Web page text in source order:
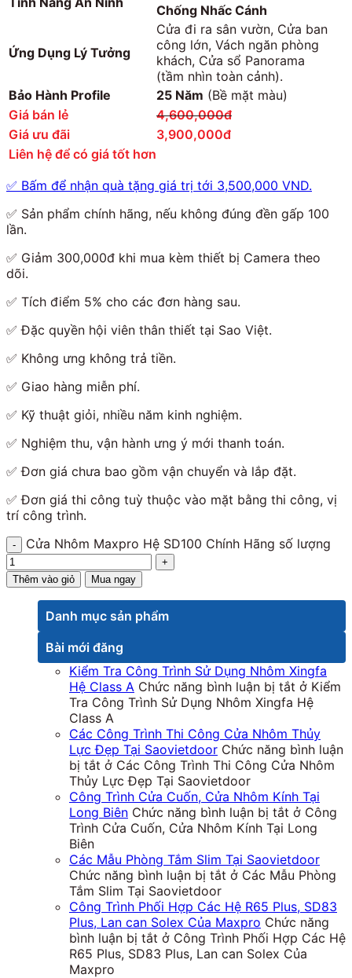
Chống Nhấc Cánh
Ứng Dụng Lý Tưởng
Cửa đi ra sân vườn, Cửa ban
công lớn, Vách ngăn phòng
khách, Cửa sổ Panorama
(tầm nhìn toàn cảnh).
Bảo Hành Profile
25 Năm (Bề mặt màu)
Giá bán lẻ
4,600,000đ
Giá ưu đãi
3,900,000đ
Liên hệ để có giá tốt hơn
✅ Bấm để nhận quà tặng giá trị tới 3,500,000 VND.
✅ Sản phẩm chính hãng, nếu không đúng đền gấp 100
lần.
✅ Giảm 300,000đ khi mua kèm thiết bị Camera theo
dõi.
✅ Tích điểm 5% cho các đơn hàng sau.
✅ Đặc quyền hội viên thân thiết tại Sao Việt.
✅ Không ưng không trả tiền.
✅ Giao hàng miễn phí.
✅ Kỹ thuật giỏi, nhiều năm kinh nghiệm.
✅ Nghiệm thu, vận hành ưng ý mới thanh toán.
✅ Đơn giá chưa bao gồm vận chuyển và lắp đặt.
✅ Đơn giá thi công tuỳ thuộc vào mặt bằng thi công, vị
trí công trình.
Cửa Nhôm Maxpro Hệ SD100 Chính Hãng số lượng
Thêm vào giỏ Mua ngay
Danh mục sản phẩm
Bài mới đăng
Kiểm Tra Công Trình Sử Dụng Nhôm Xingfa
Hệ Class A Chức năng bình luận bị tắt ở Kiểm
Tra Công Trình Sử Dụng Nhôm Xingfa Hệ
Class A
Các Công Trình Thi Công Cửa Nhôm Thủy
Lực Đẹp Tại Saovietdoor Chức năng bình luận
bị tắt ở Các Công Trình Thi Công Cửa Nhôm
Thủy Lực Đẹp Tại Saovietdoor
Công Trình Cửa Cuốn, Cửa Nhôm Kính Tại
Long Biên Chức năng bình luận bị tắt ở Công
Trình Cửa Cuốn, Cửa Nhôm Kính Tại Long
Biên
Các Mẫu Phòng Tắm Slim Tại Saovietdoor
Chức năng bình luận bị tắt ở Các Mẫu Phòng
Tắm Slim Tại Saovietdoor
Công Trình Phối Hợp Các Hệ R65 Plus, SD83
Plus, Lan can Solex Của Maxpro Chức năng
bình luận bị tắt ở Công Trình Phối Hợp Các Hệ
R65 Plus, SD83 Plus, Lan can Solex Của
Maxpro